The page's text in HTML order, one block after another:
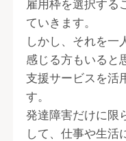
雇用枠を選択する
ていきます。
しかし、それを一
感じる方もいると
支援サービスを活
す。
発達障害だけに限
して、仕事や生活